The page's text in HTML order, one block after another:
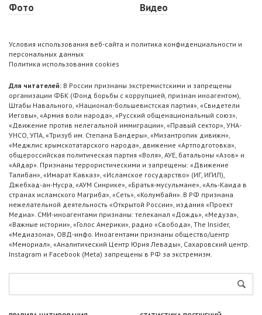
Фото
Видео
Условия использования веб-сайта и политика конфиденциальности и
персональных данных
Политика использования cookies
Для читателей: В России признаны экстремистскими и запрещены
организации ФБК (Фонд борьбы с коррупцией, признан иноагентом),
Штабы Навального, «Национал-большевистская партия», «Свидетели
Иеговы», «Армия воли народа», «Русский общенациональный союз»,
«Движение против нелегальной иммиграции», «Правый сектор», УНА-
УНСО, УПА, «Тризуб им. Степана Бандеры», «Мизантропик дивижн»,
«Меджлис крымскотатарского народа», движение «Артподготовка»,
общероссийская политическая партия «Воля», АУЕ, батальоны «Азов» и
«Айдар». Признаны террористическими и запрещены: «Движение
Талибан», «Имарат Кавказ», «Исламское государство» (ИГ, ИГИЛ),
Джебхад-ан-Нусра, «АУМ Синрике», «Братья-мусульмане», «Аль-Каида в
странах исламского Магриба», «Сеть», «Колумбайн». В РФ признана
нежелательной деятельность «Открытой России», издания «Проект
Медиа». СМИ-иноагентами признаны: телеканал «Дождь», «Медуза»,
«Важные истории», «Голос Америки», радио «Свобода», The Insider,
«Медиазона», ОВД-инфо. Иноагентами признаны общество/центр
«Мемориал», «Аналитический Центр Юрия Левады», Сахаровский центр.
Instagram и Facebook (Metа) запрещены в РФ за экстремизм.